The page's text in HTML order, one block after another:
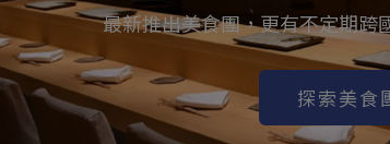
最新推出美食團，更有不定期跨
探索美食